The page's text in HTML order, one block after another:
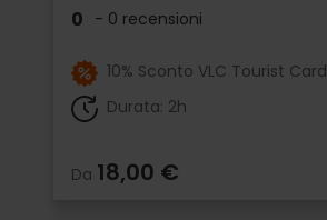
0 - 0 recensioni
10% Sconto VLC Tourist Card
Durata: 2h
Da 18,00 €